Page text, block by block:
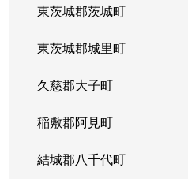
東茨城郡茨城町
東茨城郡城里町
久慈郡大子町
稲敷郡阿見町
結城郡八千代町